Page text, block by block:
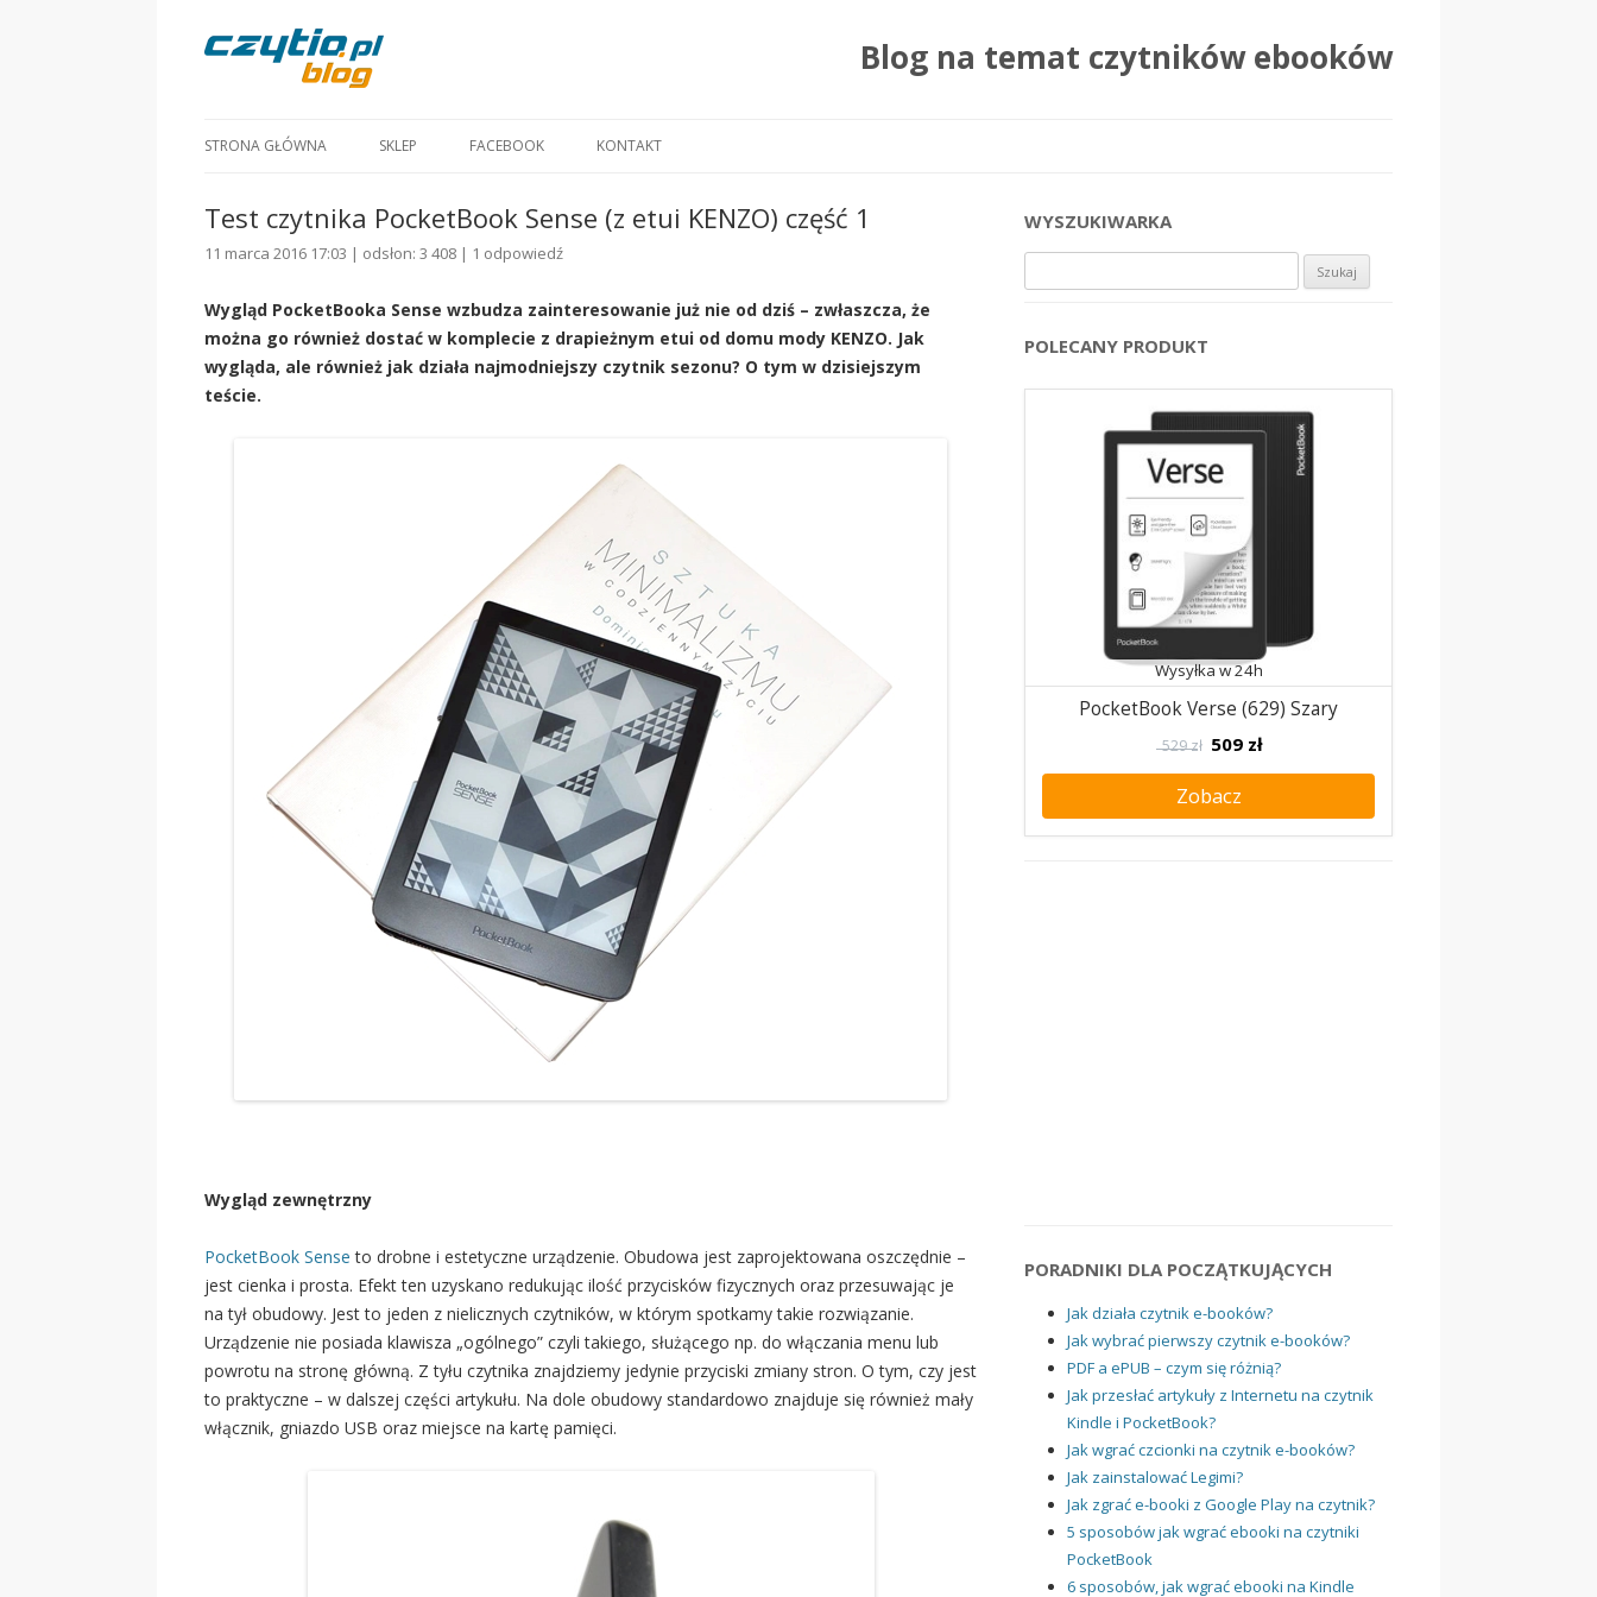
Blog na temat czytników ebooków
STRONA GŁÓWNA SKLEP FACEBOOK KONTAKT
Test czytnika PocketBook Sense (z etui KENZO) część 1
11 marca 2016 17:03 | odsłon: 3 408 | 1 odpowiedź
Wygląd PocketBooka Sense wzbudza zainteresowanie już nie od dziś – zwłaszcza, że
można go również dostać w komplecie z drapieżnym etui od domu mody KENZO. Jak
wygląda, ale również jak działa najmodniejszy czytnik sezonu? O tym w dzisiejszym
teście.
Wygląd zewnętrzny
PocketBook Sense to drobne i estetyczne urządzenie. Obudowa jest zaprojektowana oszczędnie –
jest cienka i prosta. Efekt ten uzyskano redukując ilość przycisków fizycznych oraz przesuwając je
na tył obudowy. Jest to jeden z nielicznych czytników, w którym spotkamy takie rozwiązanie.
Urządzenie nie posiada klawisza „ogólnego” czyli takiego, służącego np. do włączania menu lub
powrotu na stronę główną. Z tyłu czytnika znajdziemy jedynie przyciski zmiany stron. O tym, czy jest
to praktyczne – w dalszej części artykułu. Na dole obudowy standardowo znajduje się również mały
włącznik, gniazdo USB oraz miejsce na kartę pamięci.
WYSZUKIWARKA
POLECANY PRODUKT
Wysyłka w 24h
PocketBook Verse (629) Szary
529 zł 509 zł
Zobacz
PORADNIKI DLA POCZĄTKUJĄCYCH
Jak działa czytnik e-booków?
Jak wybrać pierwszy czytnik e-booków?
PDF a ePUB – czym się różnią?
Jak przesłać artykuły z Internetu na czytnik
Kindle i PocketBook?
Jak wgrać czcionki na czytnik e-booków?
Jak zainstalować Legimi?
Jak zgrać e-booki z Google Play na czytnik?
5 sposobów jak wgrać ebooki na czytniki
PocketBook
6 sposobów, jak wgrać ebooki na Kindle